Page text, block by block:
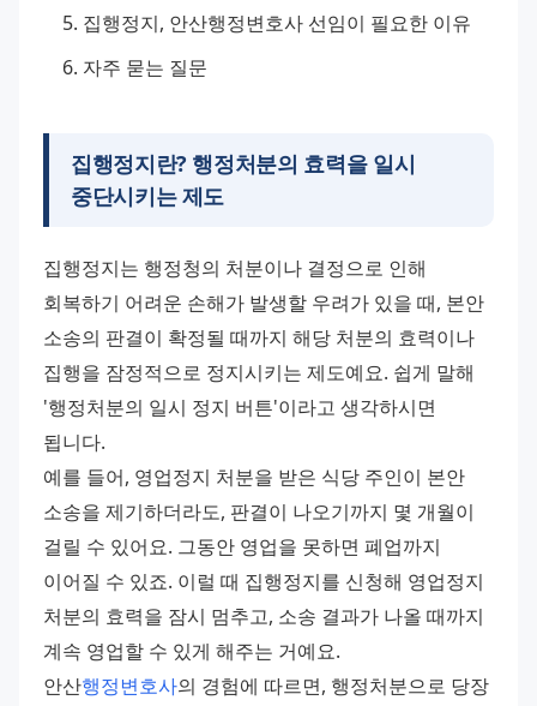
집행정지, 안산행정변호사 선임이 필요한 이유
자주 묻는 질문
집행정지란? 행정처분의 효력을 일시
중단시키는 제도
집행정지는 행정청의 처분이나 결정으로 인해
회복하기 어려운 손해가 발생할 우려가 있을 때, 본안
소송의 판결이 확정될 때까지 해당 처분의 효력이나
집행을 잠정적으로 정지시키는 제도예요. 쉽게 말해
'행정처분의 일시 정지 버튼'이라고 생각하시면
됩니다.
예를 들어, 영업정지 처분을 받은 식당 주인이 본안
소송을 제기하더라도, 판결이 나오기까지 몇 개월이
걸릴 수 있어요. 그동안 영업을 못하면 폐업까지
이어질 수 있죠. 이럴 때 집행정지를 신청해 영업정지
처분의 효력을 잠시 멈추고, 소송 결과가 나올 때까지
계속 영업할 수 있게 해주는 거예요.
안산행정변호사의 경험에 따르면, 행정처분으로 당장